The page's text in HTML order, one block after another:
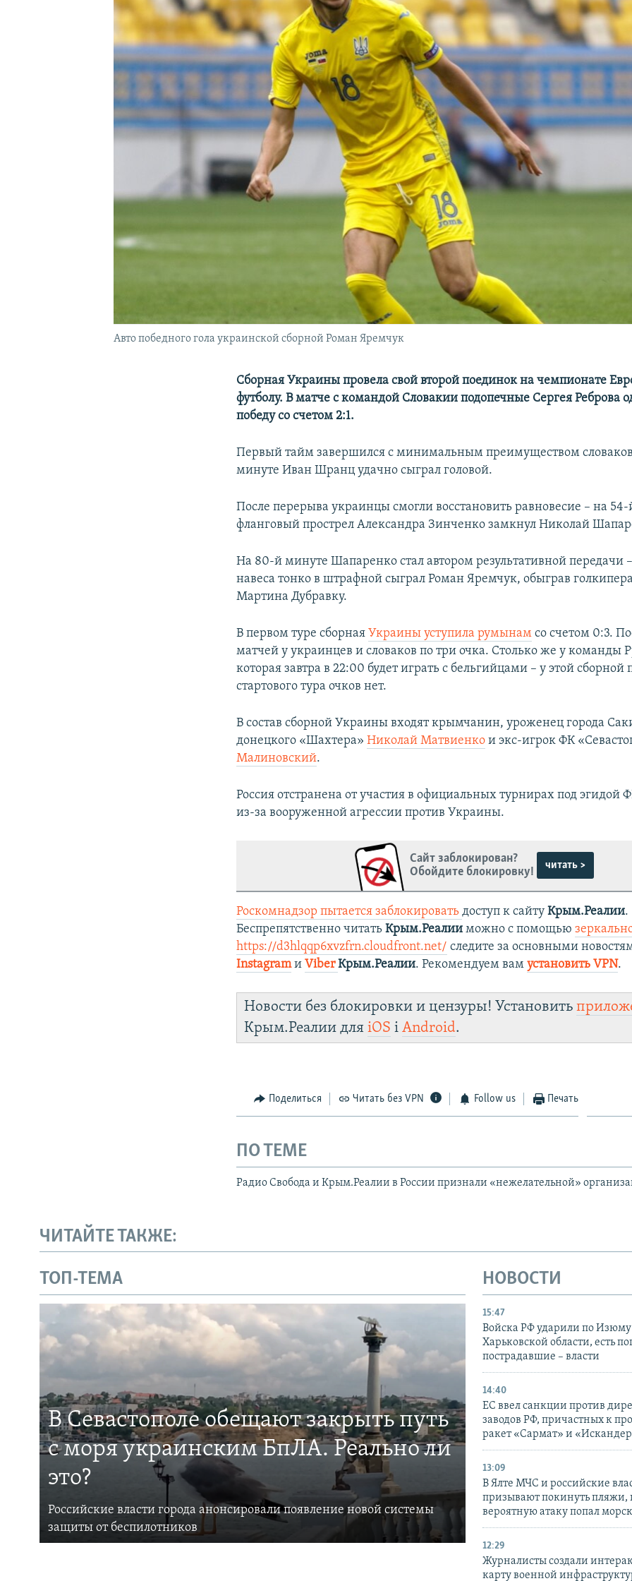
Авто победного гола украинской сборной Роман Яремчук
Сборная Украины провела свой второй поединок на чемпионате
футболу. В матче с командой Словакии подопечные Сергея Реброва
победу со счетом 2:1.
Первый тайм завершился с минимальным преимуществом
минуте Иван Шранц удачно сыграл головой.
После перерыва украинцы смогли восстановить равновесие – на
фланговый прострел Александра Зинченко замкнул Николай
На 80-й минуте Шапаренко стал автором результативной передачи –
навеса тонко в штрафной сыграл Роман Яремчук, обыграв
Мартина Дубравку.
В первом туре сборнаяУкраины уступила румынам со счетом 0:3.
матчей у украинцев и словаков по три очка. Столько же у команды
которая завтра в 22:00 будет играть с бельгийцами – у этой сборной
стартового тура очков нет.
В состав сборной Украины входят крымчанин, уроженец города
донецкого «Шахтера»Николай Матвиенко и экс-игрок ФК
Малиновский.
Россия отстранена от участия в официальных турнирах под
из-за вооруженной агрессии против Украины.
Сайт заблокирован?
Обойдите блокировку!
читать >
Роскомнадзор пытается заблокировать доступ к сайтуКрым.Реалии.
Беспрепятственно читатьКрым.Реалии можно с помощью
https://d3hlqqp6xvzfrn.cloudfront.net/ следите за основными
InstagramиViber Крым.Реалии. Рекомендуем вамустановить VPN.
Новости без блокировки и цензуры! Установить
Крым.Реалии дляiOS іAndroid.
Поделиться Читать без VPN Follow us Печать
ПО ТЕМЕ
Радио Свобода и Крым.Реалии в России признали «нежелательной»
ЧИТАЙТЕ ТАКЖЕ:
ТОП-ТЕМА
В Севастополе обещают закрыть путь
с моря украинским БпЛА. Реально ли
это?
Российские власти города анонсировали появление новой системы
защиты от беспилотников
НОВОСТИ
15:47
Войска РФ ударили по Изюму
Харьковской области, есть
пострадавшие – власти
14:40
ЕС ввел санкции против
заводов РФ, причастных к
ракет «Сармат» и
13:09
В Ялте МЧС и российские
призывают покинуть пляжи,
вероятную атаку попал
12:29
Журналисты создали
карту военной